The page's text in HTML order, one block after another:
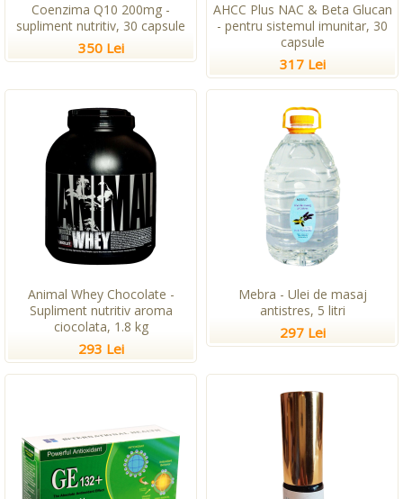
Coenzima Q10 200mg -
supliment nutritiv, 30 capsule
350 Lei
AHCC Plus NAC & Beta Glucan
- pentru sistemul imunitar, 30
capsule
317 Lei
Animal Whey Chocolate -
Supliment nutritiv aroma
ciocolata, 1.8 kg
293 Lei
Mebra - Ulei de masaj
antistres, 5 litri
297 Lei